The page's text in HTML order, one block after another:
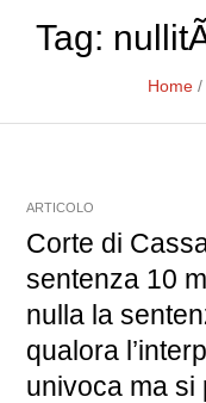
Tag:
Home /
ARTICOLO
Corte di
sentenza 10
nulla la
qualora
univoca ma si